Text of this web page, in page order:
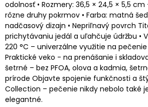
odolnosť • Rozmery: 36,5 × 24,5 × 5,5
rôzne druhy pokrmov • Farba: matná
nadčasový dizajn • Nepriľnavý povrch
prichytávaniu jedál a uľahčuje údržbu •
220 °C – univerzálne využitie na pečenie
Praktické veko - na prenášanie i
šetrné – bez PFOA, olova a kadmia,
prírode Objavte spojenie funkčnosti a
Collection – pečenie nikdy nebolo také
elegantné.